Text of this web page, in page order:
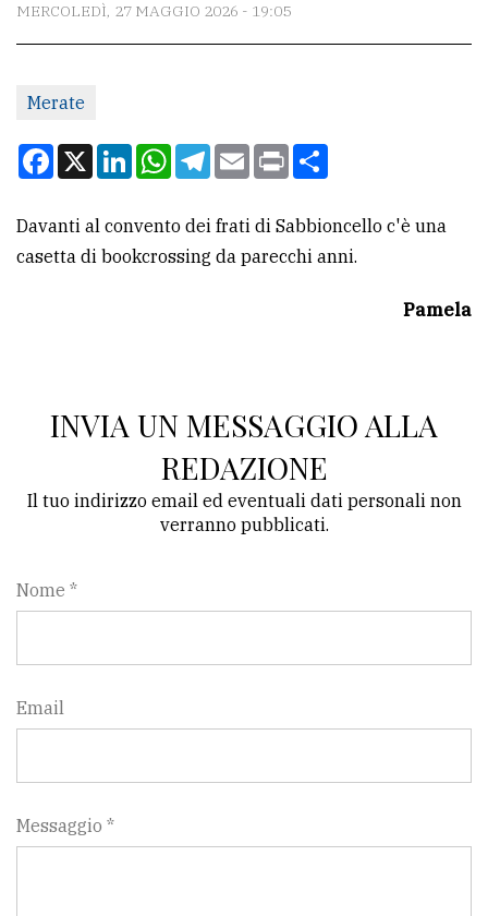
redazione
Scrivici
la
tua
Ricerca
LE
PRIVACY
MERCOLEDÌ, 27 MAGGIO 2026 - 19:05
Merate
Facebook
X LinkedInWhatsApp
Telegram
EmailPrint
Davanti al convento dei frati di Sabbioncello c'è una
casetta di bookcrossing da parecchi anni.
Pamela
INVIA UN MESSAGGIO ALLA
REDAZIONE
Il tuo indirizzo email ed eventuali dati personali non
verranno pubblicati.
Nome *
Email
Messaggio *